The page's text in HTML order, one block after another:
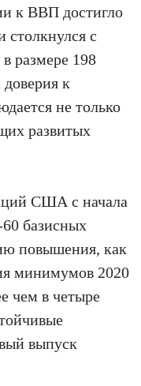
к ВВП достигло
столкнулся с
размере 198
к
не только
развитых
США с начала
базисных
повышения, как
минимумов 2020
чем в четыре
выпуск